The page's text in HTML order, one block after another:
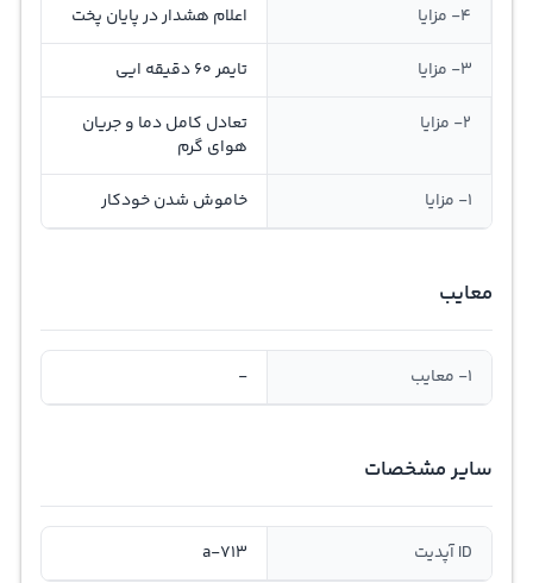
4- مزایا اعلام هشدار در پایان پخت
3- مزایا تایمر 60 دقیقه ایی
2- مزایا
تعادل کامل دما و جریان
هوای گرم
1- مزایا خاموش شدن خودکار
معایب
1- معایب -
سایر مشخصات
ID آپدیت a-713